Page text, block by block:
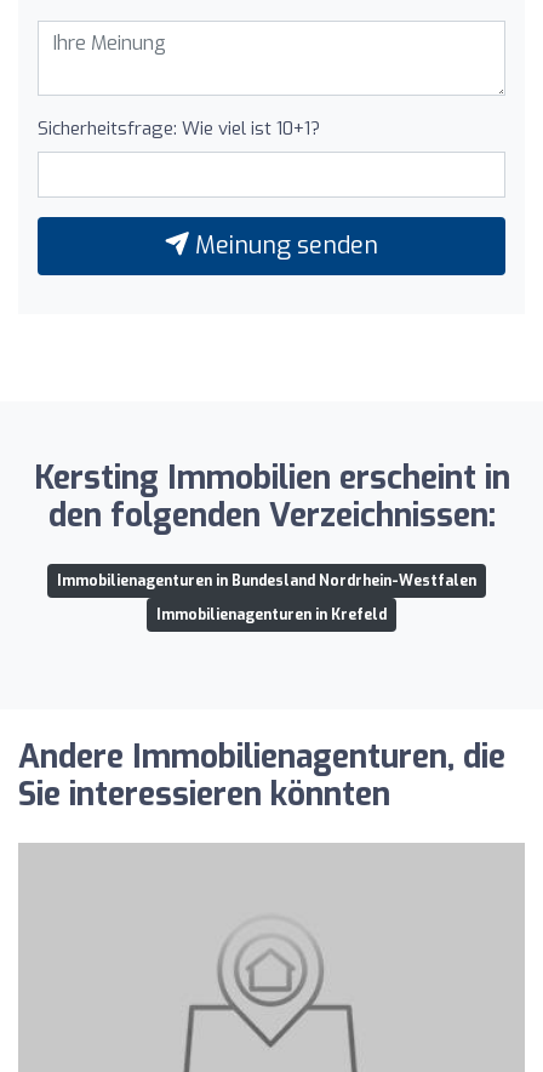
Sicherheitsfrage: Wie viel ist 10+1?
Meinung senden
Kersting Immobilien erscheint in
den folgenden Verzeichnissen:
Immobilienagenturen in Bundesland Nordrhein-Westfalen
Immobilienagenturen in Krefeld
Andere Immobilienagenturen, die
Sie interessieren könnten